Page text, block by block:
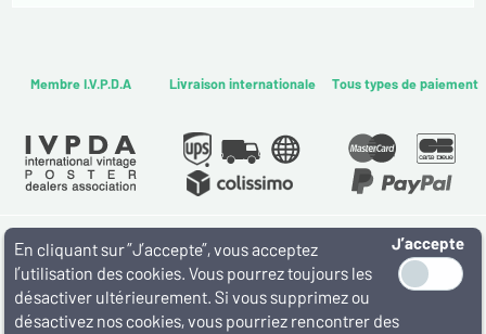
Membre I.V.P.D.A Livraison internationale Tous types de paiement
WWW.MASTERPOSTERS.COM
By ESTAMPE MODERNE & SPORTIVE
7 RUE MILTON - 16 RUE CHORON 75009 PARIS
(+33) (0)1 42 80 01 03
J’accepte
En cliquant sur ”J’accepte”, vous acceptez
l’utilisation des cookies. Vous pourrez toujours les
désactiver ultérieurement. Si vous supprimez ou
désactivez nos cookies, vous pourriez rencontrer des